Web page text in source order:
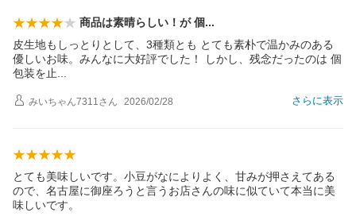
商品は素晴らしい！が個
皮生地もしっとりとして、3種類とも とても素朴で温かみのある
優しいお味。みんなに大好評でした！ しかし、残念だったのは 個
包装を止
さらに表示
みいちゃん7311さん 2026/02/28
とても美味しいです。小豆がなによりよく、甘みが押さえてある
ので、名古屋に御座ろうと言うお店さんの味に似ていて本当に美
味しいです。